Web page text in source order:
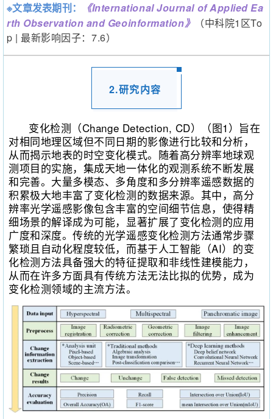
※文章发表期刊： 《International Journal of Applied Ea
rth Observation and Geoinformation》
（中科院1区To
p | 最新影响因子：7.6）
2.研究内容
变化检测（Change Detection, CD）（图1）旨在
对相同地理区域但不同日期的影像进行比较和分析，
从而揭示地表的时空变化模式。随着高分辨率地球观
测项目的实施，集成天地一体化的观测系统不断发展
和完善。大量多模态、多角度和多分辨率遥感数据的
积累极大地丰富了变化检测的数据来源。其中，高分
辨率光学遥感影像包含丰富的空间细节信息，使得精
细场景的解译成为可能，显著扩展了变化检测的应用
广度和深度。传统的光学遥感变化检测方法通常步骤
繁琐且自动化程度较低，而基于人工智能（AI）的变
化检测方法具备强大的特征提取和非线性建模能力，
从而在许多方面具有传统方法无法比拟的优势，成为
变化检测领域的主流方法。